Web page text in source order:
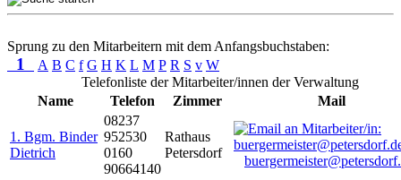
Sprung zu den Mitarbeitern mit dem Anfangsbuchstaben:
1 A B C f G H K L M P R S v W
Telefonliste der Mitarbeiter/innen der Verwaltung
Name
Telefon Zimmer Mail
1. Bgm. Binder
Dietrich
08237
952530
0160
90664140
Rathaus
Petersdorf